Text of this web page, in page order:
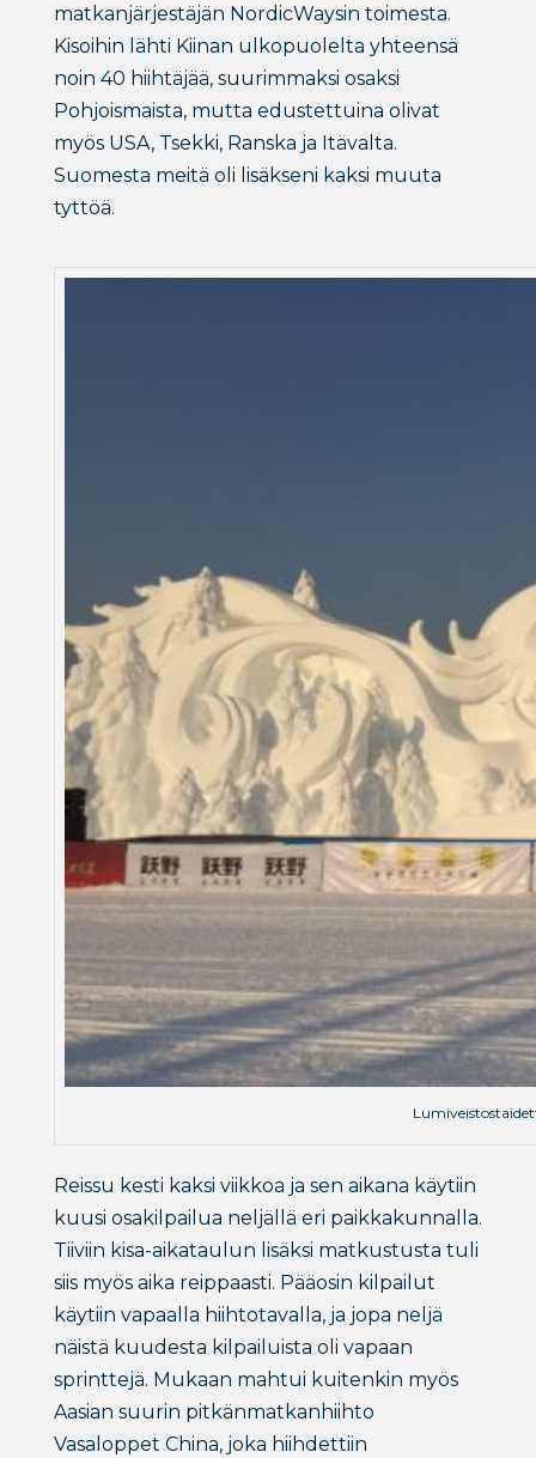
matkanjärjestäjän NordicWaysin toimesta.
Kisoihin lähti Kiinan ulkopuolelta yhteensä
noin 40 hiihtäjää, suurimmaksi osaksi
Pohjoismaista, mutta edustettuina olivat
myös USA, Tsekki, Ranska ja Itävalta.
Suomesta meitä oli lisäkseni kaksi muuta
tyttöä.
Reissu kesti kaksi viikkoa ja sen aikana käytiin
kuusi osakilpailua neljällä eri paikkakunnalla.
Tiiviin kisa-aikataulun lisäksi matkustusta tuli
siis myös aika reippaasti. Pääosin kilpailut
käytiin vapaalla hiihtotavalla, ja jopa neljä
näistä kuudesta kilpailuista oli vapaan
sprinttejä. Mukaan mahtui kuitenkin myös
Aasian suurin pitkänmatkanhiihto
Vasaloppet China, joka hiihdettiin